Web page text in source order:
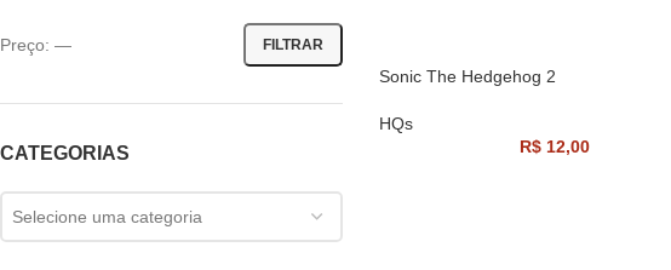
FILTRAR
Preço: —
CATEGORIAS
Selecione uma categoria
Sonic The Hedgehog 2
HQs
R$12,00